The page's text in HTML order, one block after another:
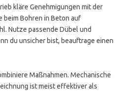
kläre Genehmigungen mit der
beim Bohren in Beton auf
Nutze passende Dübel und
du unsicher bist, beauftrage einen
Maßnahmen. Mechanische
ist meist effektiver als